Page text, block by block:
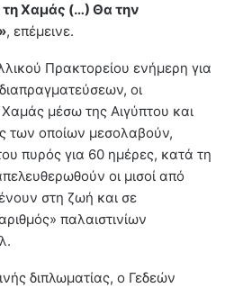
τη Χαμάς (…) Θα την
, επέμεινε.
Πρακτορείου ενήμερη για
οι
μέσω της Αιγύπτου και
των οποίων μεσολαβούν,
πυρός για 60 ημέρες, κατά τη
οι μισοί από
στη ζωή και σε
παλαιστινίων
διπλωματίας, ο Γεδεών